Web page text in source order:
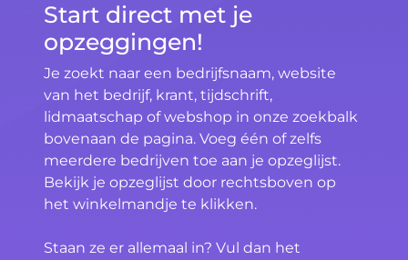
Start direct met je
opzeggingen!
Je zoekt naar een bedrijfsnaam, website
van het bedrijf, krant, tijdschrift,
lidmaatschap of webshop in onze zoekbalk
bovenaan de pagina. Voeg één of zelfs
meerdere bedrijven toe aan je opzeglijst.
Bekijk je opzeglijst door rechtsboven op
het winkelmandje te klikken.
Staan ze er allemaal in? Vul dan het